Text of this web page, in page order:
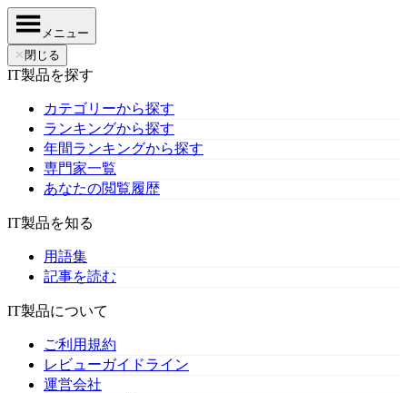
メニュー
✕ 閉じる
IT製品を探す
カテゴリーから探す
ランキングから探す
年間ランキングから探す
専門家一覧
あなたの閲覧履歴
IT製品を知る
用語集
記事を読む
IT製品について
ご利用規約
レビューガイドライン
運営会社